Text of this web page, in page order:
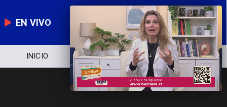
EN VIVO
INICIO NOTICIERO POLÍTICA